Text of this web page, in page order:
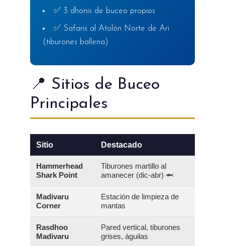
✅ 3 dhonis de buceo propios
✅ Safaris al Atolón Norte de Ari
(tiburones ballena)
📍 Sitios de Buceo
Principales
Sitio Destacado
Hammerhead
Shark Point
Tiburones martillo al
amanecer (dic-abr) 🦈
Madivaru
Corner
Estación de limpieza de
mantas
Rasdhoo
Madivaru
Pared vertical, tiburones
grises, águilas